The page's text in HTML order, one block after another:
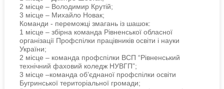
2 місце – Володимир Крутій;
3 місце – Михайло Новак;
Команди - переможці змагань із шашок:
1 місце – збірна команда Рівненської обласної
організації Профспілки працівників освіти і науки
України;
2 місце – команда профспілки ВСП “Рівненський
технічний фаховий коледж НУВГП”;
3 місце –команда об’єднаної профспілки освіти
Бугринської територіальної громади;